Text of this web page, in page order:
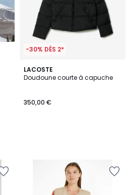
-30% DÈS 2*
LACOSTE
Doudoune courte à capuche
350,00 €